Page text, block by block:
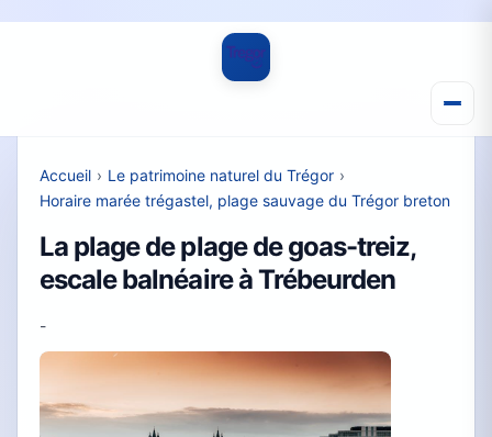
Accueil › Le patrimoine naturel du Trégor ›
Horaire marée trégastel, plage sauvage du Trégor breton
La plage de plage de goas-treiz,
escale balnéaire à Trébeurden
-